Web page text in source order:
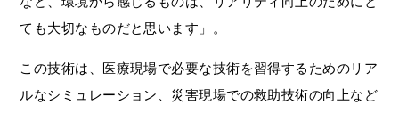
ても大切なものだと思います」。
この技術は、医療現場で必要な技術を習得するためのリア
ルなシミュレーション、災害現場での救助技術の向上など